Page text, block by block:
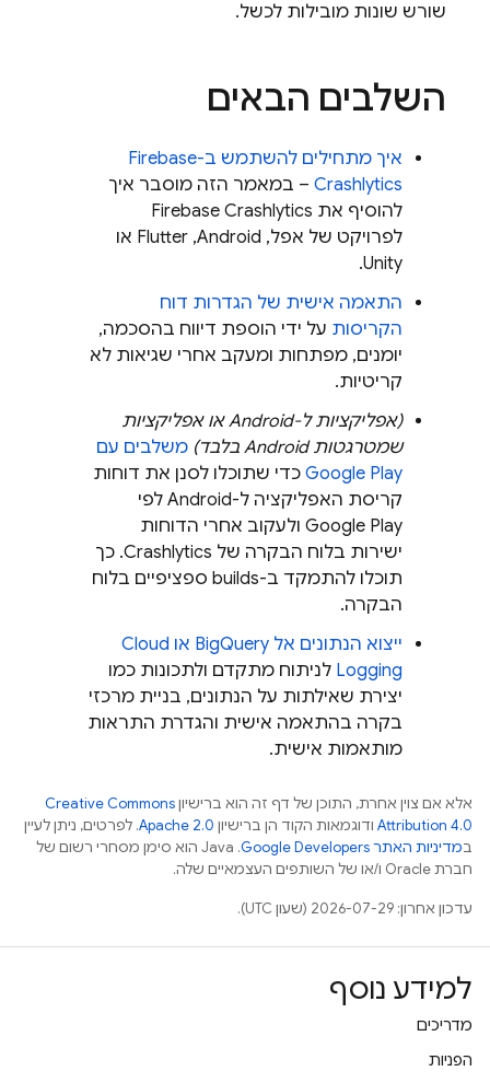
שורש שונות מובילות לכשל.
השלבים הבאים
איך מתחילים להשתמש ב-Firebase
Crashlytics – במאמר הזה מוסבר איך
להוסיף את Firebase Crashlytics
לפרויקט של אפל, Android,‏ Flutter או
Unity.
התאמה אישית של הגדרות דוח
הקריסות על ידי הוספת דיווח בהסכמה,
יומנים, מפתחות ומעקב אחרי שגיאות לא
קריטיות.
(אפליקציות ל-Android או אפליקציות
שמטרגטות Android בלבד)
משלבים עם
Google Play כדי שתוכלו לסנן את דוחות
קריסת האפליקציה ל-Android לפי
Google Play ולעקוב אחרי הדוחות
ישירות בלוח הבקרה של Crashlytics. כך
תוכלו להתמקד ב-builds ספציפיים בלוח
הבקרה.
ייצוא הנתונים אל BigQuery או Cloud
Logging לניתוח מתקדם ולתכונות כמו
יצירת שאילתות על הנתונים, בניית מרכזי
בקרה בהתאמה אישית והגדרת התראות
מותאמות אישית.
אלא אם צוין אחרת, התוכן של דף זה הוא ברישיוןCreative Commons
Attribution 4.0 ודוגמאות הקוד הן ברישיון Apache 2.0. לפרטים, ניתן לעיין
במדיניות האתר Google Developers‏
.‏ Java הוא סימן מסחרי רשום של
חברת Oracle ו/או של השותפים העצמאיים שלה.
עדכון אחרון: 2026-07-29 (שעון UTC).
למידע נוסף
מדריכים
הפניות